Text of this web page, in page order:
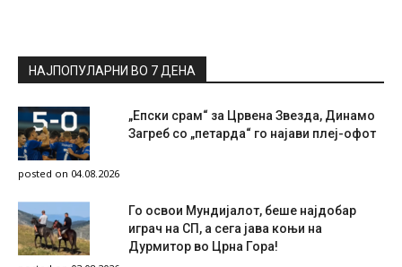
НАЈПОПУЛАРНИ ВО 7 ДЕНА
„Епски срам“ за Црвена Звезда, Динамо
Загреб со „петарда“ го најави плеј-офот
posted on 04.08.2026
Го освои Мундијалот, беше најдобар
играч на СП, а сега јава коњи на
Дурмитор во Црна Гора!